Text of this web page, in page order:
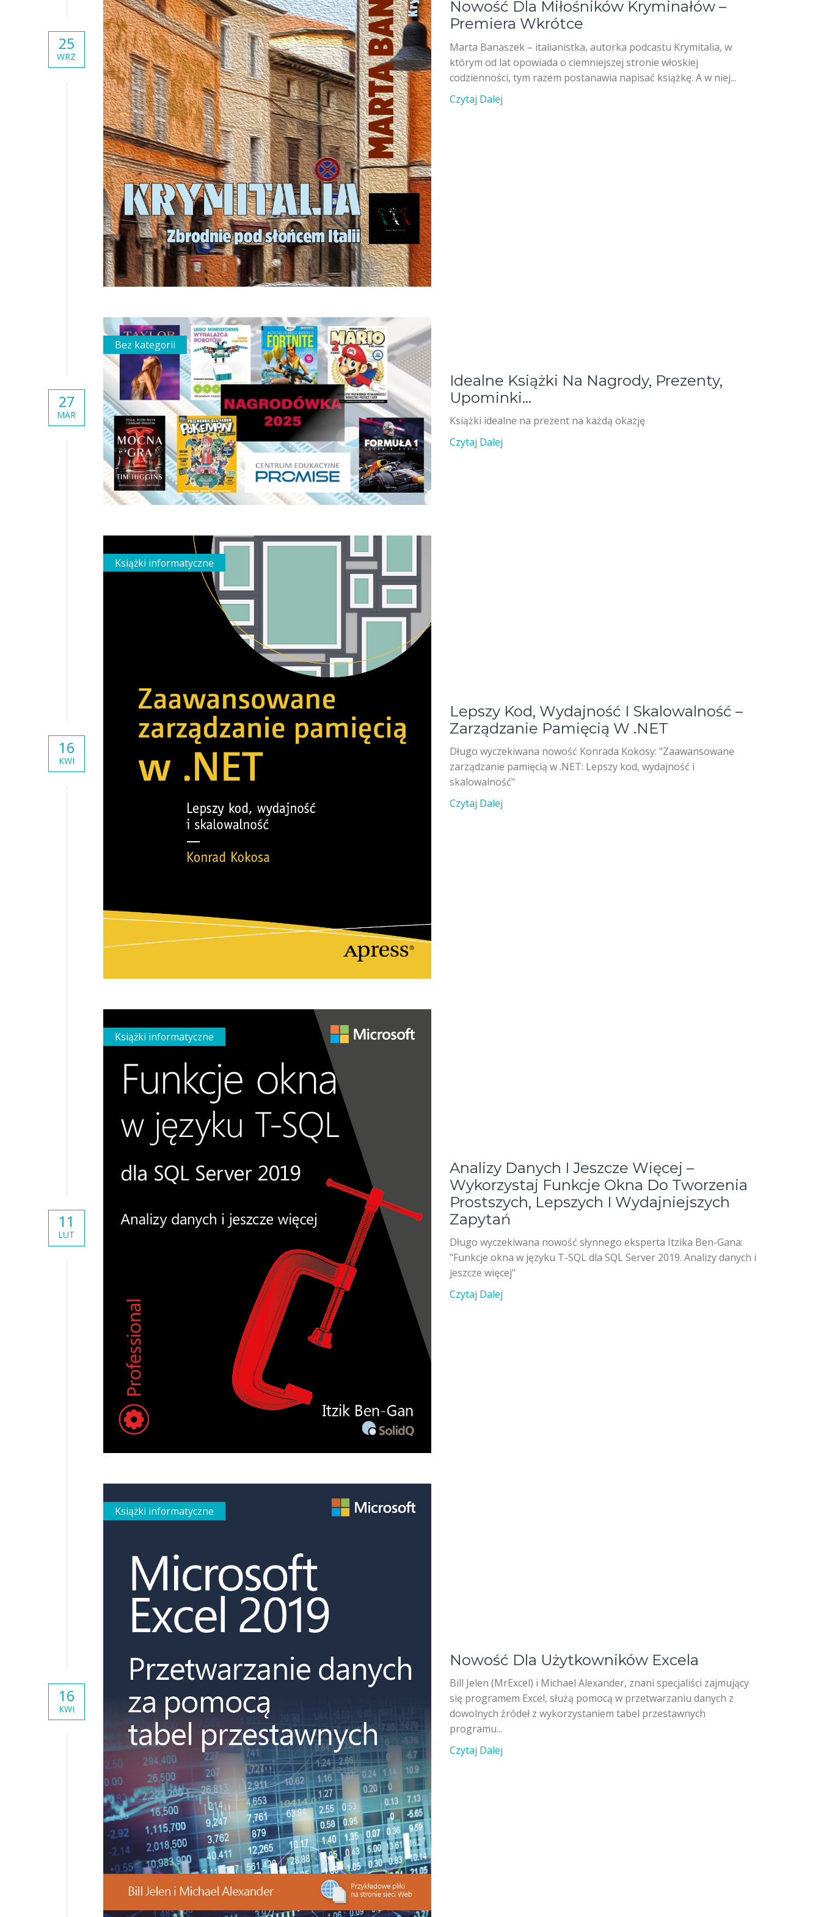
Nowość Dla Miłośników Kryminałów –
Premiera Wkrótce
Marta Banaszek – italianistka, autorka podcastu Krymitalia, w
którym od lat opowiada o ciemniejszej stronie włoskiej
codzienności, tym razem postanawia napisać książkę. A w niej...
Czytaj Dalej
25
WRZ
Bez kategorii
Idealne Książki Na Nagrody, Prezenty,
Upominki…
Książki idealne na prezent na każdą okazję
Czytaj Dalej
27
MAR
Książki informatyczne
Lepszy Kod, Wydajność I Skalowalność –
Zarządzanie Pamięcią W .NET
Długo wyczekiwana nowość Konrada Kokosy: "Zaawansowane
zarządzanie pamięcią w .NET: Lepszy kod, wydajność i
skalowalność"
Czytaj Dalej
16
KWI
Książki informatyczne
Analizy Danych I Jeszcze Więcej –
Wykorzystaj Funkcje Okna Do Tworzenia
Prostszych, Lepszych I Wydajniejszych
Zapytań
Długo wyczekiwana nowość słynnego eksperta Itzika Ben-Gana:
"Funkcje okna w języku T-SQL dla SQL Server 2019. Analizy danych i
jeszcze więcej"
Czytaj Dalej
11
LUT
Książki informatyczne
Nowość Dla Użytkowników Excela
Bill Jelen (MrExcel) i Michael Alexander, znani specjaliści zajmujący
się programem Excel, służą pomocą w przetwarzaniu danych z
dowolnych źródeł z wykorzystaniem tabel przestawnych
programu...
Czytaj Dalej
16
KWI